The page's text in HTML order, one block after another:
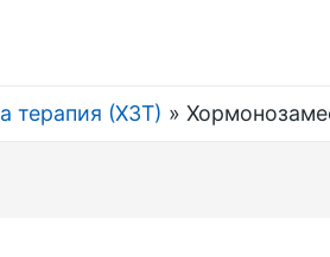
терапия (ХЗТ)